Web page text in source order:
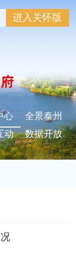
进入关怀版
心
全景泰州
动 数据开放